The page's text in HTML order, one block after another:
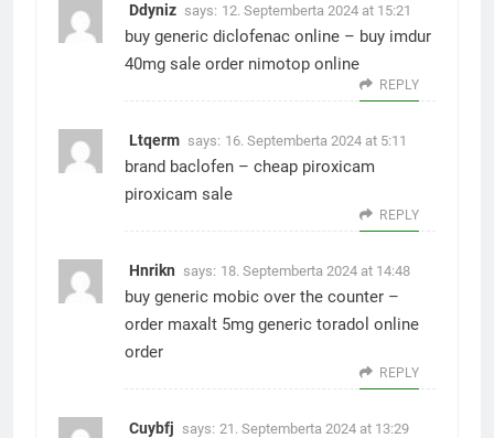
Ddyniz says: 12. Septemberta 2024 at 15:21
buy generic diclofenac online – buy imdur
40mg sale order nimotop online
REPLY
Ltqerm says: 16. Septemberta 2024 at 5:11
brand baclofen – cheap piroxicam
piroxicam sale
REPLY
Hnrikn says: 18. Septemberta 2024 at 14:48
buy generic mobic over the counter –
order maxalt 5mg generic toradol online
order
REPLY
Cuybfj says: 21. Septemberta 2024 at 13:29